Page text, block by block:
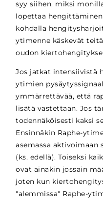
syy siihen, miksi
lopettaa
kohdalla
ytimenne käskevät
oudon
Jos jatkat intensiivistä
ytimien
ymmärrettävää, että
lisätä vastettaan. Jos
todennäköisesti kaksi
Ensinnäkin Raphe-
asemassa aktivoimaan
(ks. edellä). Toiseksi
ovat ainakin jossain
joten kun
"alemmissa" Raphe-